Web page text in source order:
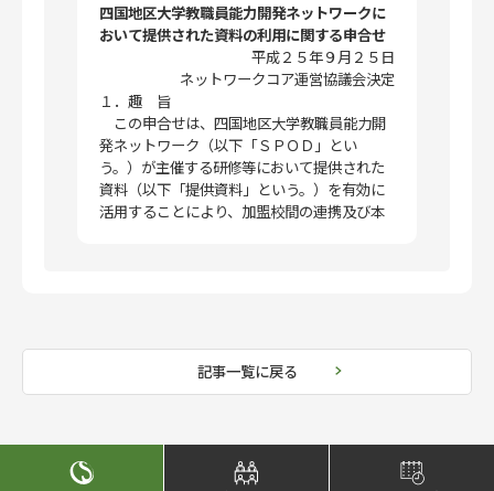
四国地区大学教職員能力開発ネットワークに
おいて提供された資料の利用に関する申合せ
平成２５年９月２５日
ネットワークコア運営協議会決定
１．趣 旨
この申合せは、四国地区大学教職員能力開
発ネットワーク（以下「ＳＰＯＤ」とい
う。）が主催する研修等において提供された
資料（以下「提供資料」という。）を有効に
活用することにより、加盟校間の連携及び本
提供資料の権利（著作権を含む。）は、作
配布、インターネット配信、翻訳、翻訳以外
記事一覧に戻る